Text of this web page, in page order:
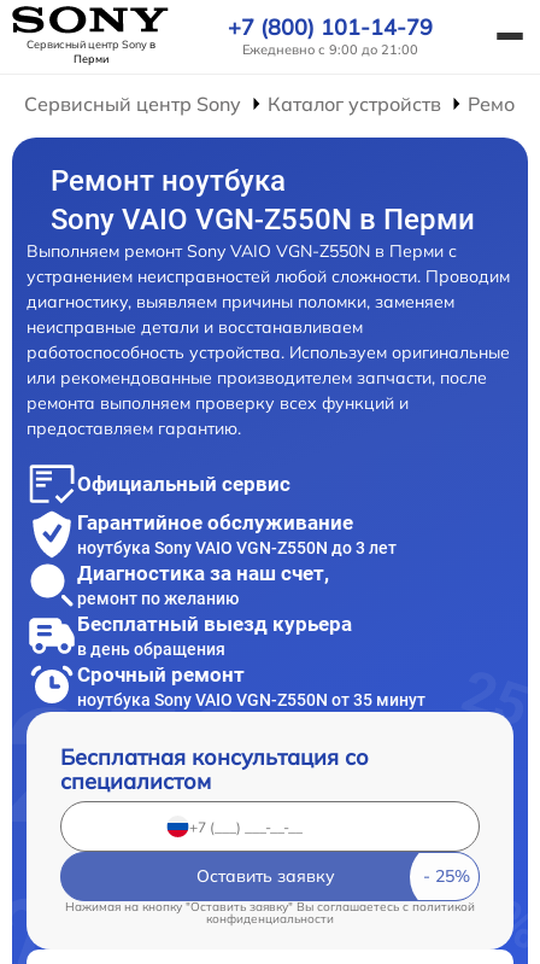
Сервисный центр Sonyв
Перми
+7 (800) 101-14-79
Ежедневно с 9:00 до 21:00
Сервисный центр Sony Каталог устройств
Ремонт ноутбука
Sony VAIO VGN-Z550N в Перми
Выполняем ремонт Sony VAIO VGN-Z550N в Перми с
устранением неисправностей любой сложности. Проводим
диагностику, выявляем причины поломки, заменяем
неисправные детали и восстанавливаем
работоспособность устройства. Используем оригинальные
или рекомендованные производителем запчасти, после
ремонта выполняем проверку всех функций и
предоставляем гарантию.
Официальный сервис
Гарантийное обслуживание
ноутбука Sony VAIO VGN-Z550N до 3 лет
Диагностика за наш счет,
ремонт по желанию
Бесплатный выезд курьера
в день обращения
Срочный ремонт
ноутбука Sony VAIO VGN-Z550N от 35 минут
Бесплатная консультация со
специалистом
Оставить заявку
Нажимая на кнопку "Оставить заявку" Вы соглашаетесь c политикой
конфиденциальности